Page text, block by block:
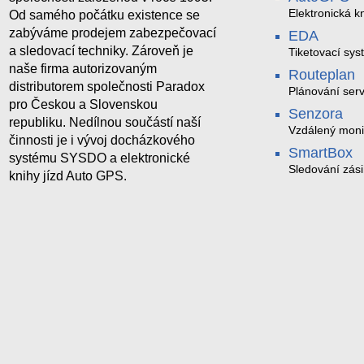
Od samého počátku existence se
zabýváme prodejem zabezpečovací
a sledovací techniky. Zároveň je
naše firma autorizovaným
distributorem společnosti Paradox
pro Českou a Slovenskou
republiku. Nedílnou součástí naší
činnosti je i vývoj docházkového
systému SYSDO a elektronické
knihy jízd Auto GPS.
Elektronická
EDA
Tiketovací
Routeplan
Plánování
Senzora
Vzdálený
SmartBox
Sledování